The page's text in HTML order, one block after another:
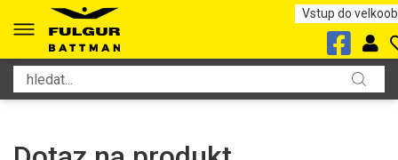
Vstup do